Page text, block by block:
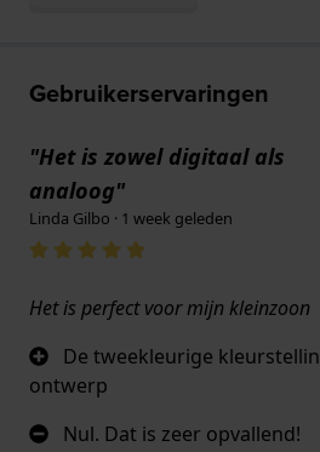
Gebruikerservaringen
"Het is zowel digitaal als
analoog"
Linda Gilbo · 1 week geleden
Het is perfect voor mijn kleinzoon
De tweekleurige
ontwerp
Nul. Dat is zeer opvallend!